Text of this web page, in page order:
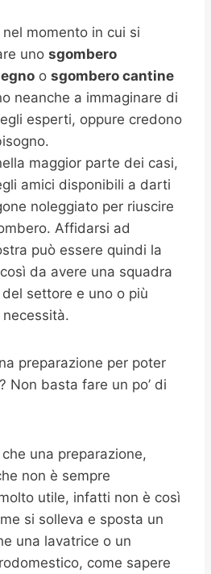
momento in cui si
uno sgombero
o sgombero cantine
neanche a immaginare di
esperti, oppure credono
maggior parte dei casi,
amici disponibili a darti
noleggiato per riuscire
Affidarsi ad
può essere quindi la
da avere una squadra
settore e uno o più
preparazione per poter
Non basta fare un po’ di
una preparazione,
non è sempre
utile, infatti non è così
si solleva e sposta un
una lavatrice o un
come sapere